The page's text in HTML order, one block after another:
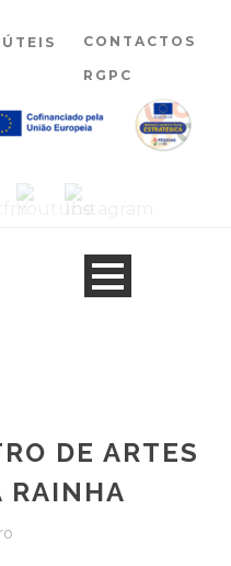
CONTACTOS
RGPC
DE ARTES
RAINHA